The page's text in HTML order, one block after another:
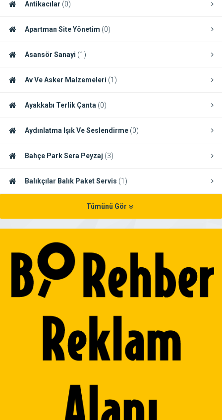
Antikacılar (0)
Apartman Site Yönetim (0)
Asansör Sanayi (1)
Av Ve Asker Malzemeleri (1)
Ayakkabı Terlik Çanta (0)
Aydınlatma Işık Ve Seslendirme (0)
Bahçe Park Sera Peyzaj (3)
Balıkçılar Balık Paket Servis (1)
Tümünü Gör